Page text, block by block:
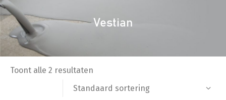
Vestian
Toont alle 2 resultaten
Standaard sortering